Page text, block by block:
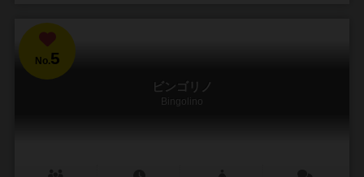
No.5
ビンゴリノ
Bingolino